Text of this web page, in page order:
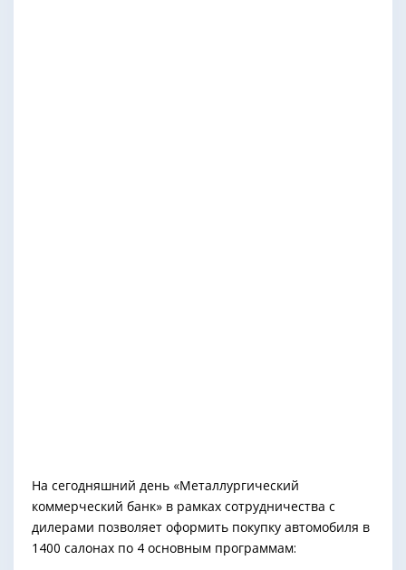
На сегодняшний день «Металлургический
коммерческий банк» в рамках сотрудничества с
дилерами позволяет оформить покупку автомобиля в
1400 салонах по 4 основным программам: